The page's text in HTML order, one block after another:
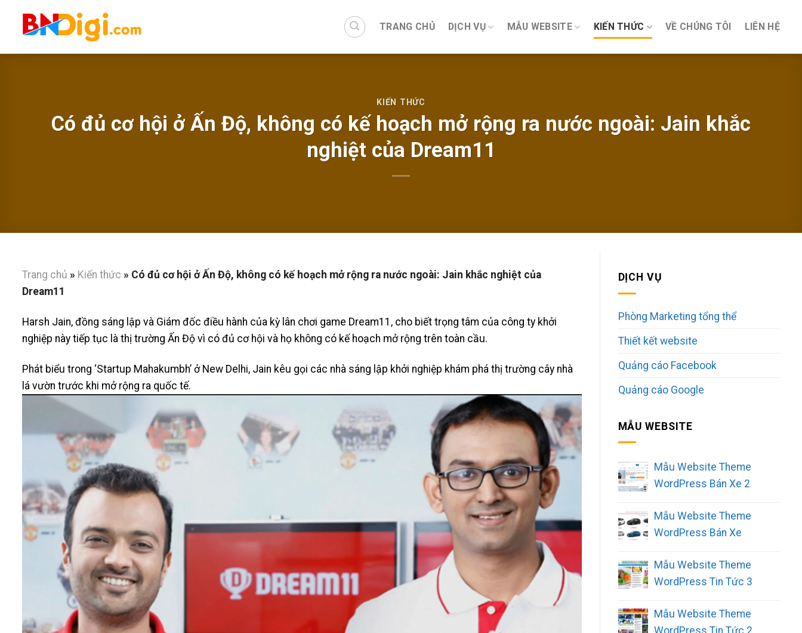
TRANG CHỦ DỊCH VỤ MẪU WEBSITE KIẾN THỨC VỀ CHÚNG TÔI LIÊN HỆ
KIẾN THỨC
Có đủ cơ hội ở Ấn Độ, không có kế hoạch mở rộng ra nước ngoài: Jain khắc
nghiệt của Dream11
Trang chủ » Kiến thức » Có đủ cơ hội ở Ấn Độ, không có kế hoạch mở rộng ra nước ngoài: Jain khắc nghiệt của
Dream11
Harsh Jain, đồng sáng lập và Giám đốc điều hành của kỳ lân chơi game Dream11, cho biết trọng tâm của công ty khởi
nghiệp này tiếp tục là thị trường Ấn Độ vì có đủ cơ hội và họ không có kế hoạch mở rộng trên toàn cầu.
Phát biểu trong ‘Startup Mahakumbh’ ở New Delhi, Jain kêu gọi các nhà sáng lập khởi nghiệp khám phá thị trường cây nhà
lá vườn trước khi mở rộng ra quốc tế.
DỊCH VỤ
Phòng Marketing tổng thể
Thiết kết website
Quảng cáo Facebook
Quảng cáo Google
MẪU WEBSITE
Mẫu Website Theme
WordPress Bán Xe 2
Mẫu Website Theme
WordPress Bán Xe
Mẫu Website Theme
WordPress Tin Tức 3
Mẫu Website Theme
WordPress Tin Tức 2